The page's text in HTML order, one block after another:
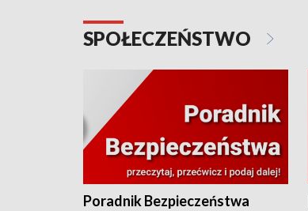
SPOŁECZEŃSTWO
Poradnik Bezpieczeństwa